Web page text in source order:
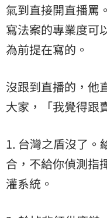
氣到直接開直播罵
寫法案的專業度可
為前提在寫的。
沒跟到直播的，他
大家，「我覺得跟
1. 台灣之盾沒了。
合，不給你偵測指
灌系統。